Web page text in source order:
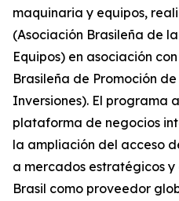
maquinaria y equipos,
(Asociación Brasileña de
Equipos) en asociación
Brasileña de Promoción
Inversiones). El programa
plataforma de negocios
la ampliación del acceso
a mercados estratégicos
Brasil como proveedor